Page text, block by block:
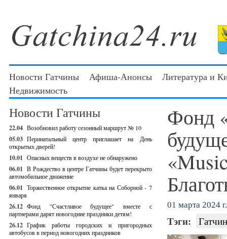
Новости Гатчины Афиша-Анонсы
Литература и
Недвижимость
Новости Гатчины
22.04 Возобновил работу сезонный маршрут № 10
05.03 Перинатальный центр приглашает на День
открытых дверей!
10.01 Опасных веществ в воздухе не обнаружено
06.01 В Рождество в центре Гатчины будет перекрыто
автомобильное движение
06.01 Торжественное открытие катка на Соборной - 7
января
26.12 Фонд "Счастливое будущее" вместе с
партнерами дарят новогодние праздники детям!
26.12 График работы городских и пригородных
автобусов в период новогодних праздников
Фонд
01 марта 2024 г.
Тэги: